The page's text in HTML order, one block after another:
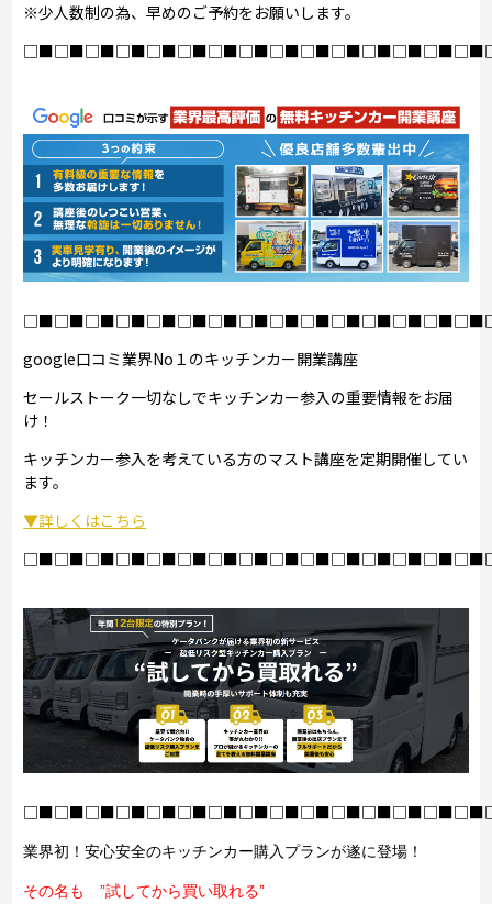
※少人数制の為、早めのご予約をお願いします。
google口コミ業界No１のキッチンカー開業講座
セールストーク一切なしでキッチンカー参入の重要情報をお届
け！
キッチンカー参入を考えている方のマスト講座を定期開催してい
ます。
▼詳しくはこちら
業界初！安心安全のキッチンカー購入プランが遂に登場！
その名も ”試してから買い取れる”